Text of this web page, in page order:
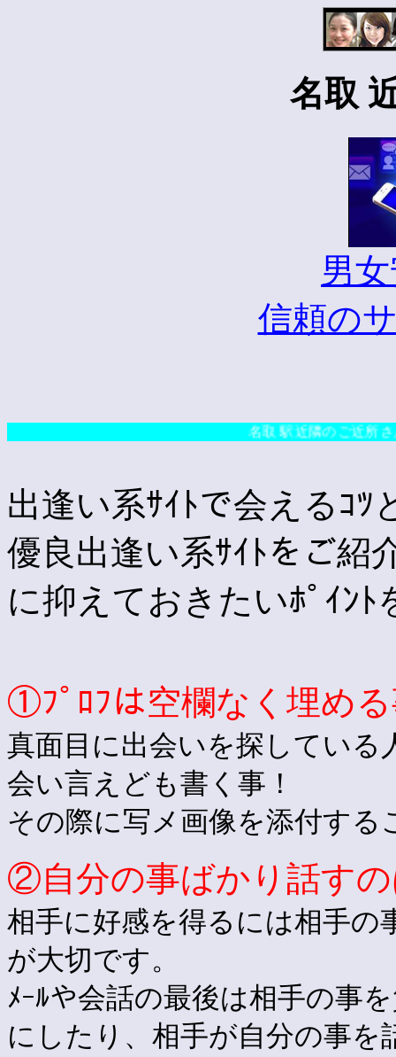
名取
男
信頼の
名取 駅近隣のご近所さんと
出逢い系ｻｲﾄで会えるｺﾂ
優良出逢い系ｻｲﾄをご紹
に抑えておきたいﾎﾟｲﾝ
①ﾌﾟﾛﾌは空欄なく埋め
真面目に出会いを探している
会い言えども書く事！
その際に写メ画像を添付する
②自分の事ばかり話す
相手に好感を得るには相手の
が大切です。
ﾒｰﾙや会話の最後は相手の事
にしたり、相手が自分の事